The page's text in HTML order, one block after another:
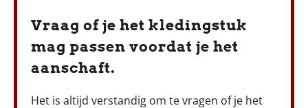
Vraag of je het kledingstuk
mag passen voordat je het
aanschaft.
Het is altijd verstandig om te vragen of je het